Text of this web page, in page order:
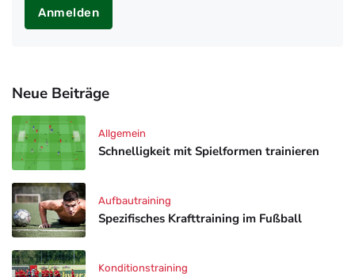
Anmelden
Neue Beiträge
Schnelligkeit mit Spielformen trainieren
Allgemein
Spezifisches Krafttraining im Fußball
Aufbautraining
Konditionstraining